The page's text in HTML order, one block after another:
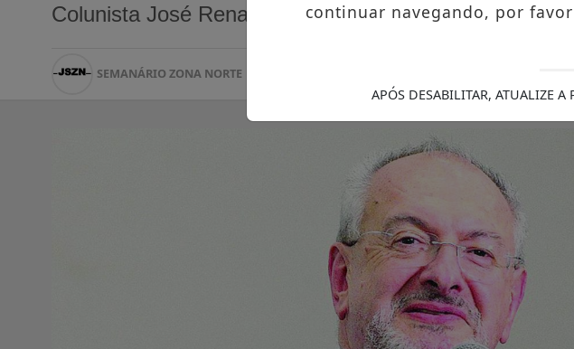
Colunista José Renato Nalini
SEMANÁRIO ZONA NORTE
continuar navegando, por
APÓS DESABILITAR, ATUALIZE A